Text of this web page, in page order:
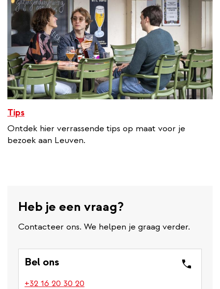
Tips
Ontdek hier verrassende tips op maat voor je
bezoek aan Leuven.
Heb je een vraag?
Contacteer ons. We helpen je graag verder.
Bel ons
+32 16 20 30 20